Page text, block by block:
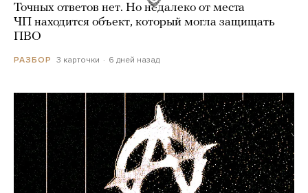
Точных ответов нет. Но недалеко от места
ЧП находится объект, который могла защищать
ПВО
РАЗБОР 3 карточки 6 дней назад